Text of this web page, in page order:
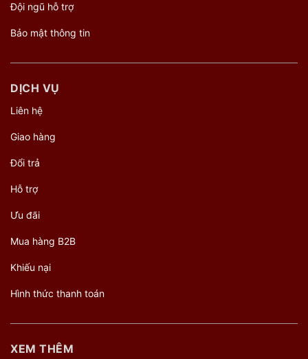
Đội ngũ hỗ trợ
Bảo mật thông tin
DỊCH VỤ
Liên hệ
Giao hàng
Đổi trả
Hỗ trợ
Ưu đãi
Mua hàng B2B
Khiếu nại
Hình thức thanh toán
XEM THÊM